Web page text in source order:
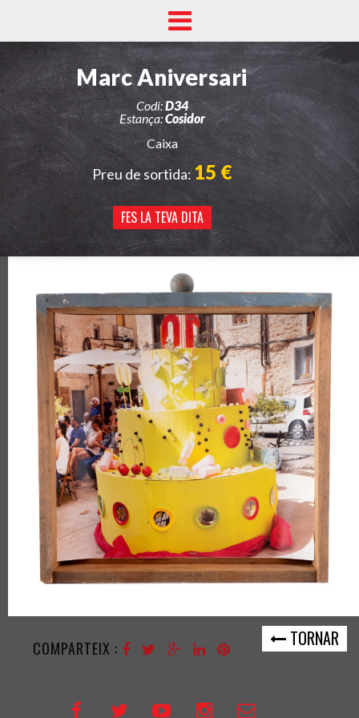
Marc Aniversari
Codi:D34
Estança:Cosidor
Caixa
Preu de sortida:15 €
FES LA TEVA DITA
TORNAR
COMPARTEIX :